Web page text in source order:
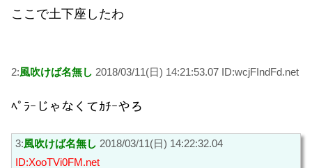
ここで土下座したわ
2:風吹けば名無し 2018/03/11(日) 14:21:53.07 ID:wcjFIndFd.net
ﾍﾟﾗｰじゃなくてｶﾁｰやろ
3:風吹けば名無し 2018/03/11(日) 14:22:32.04
ID:XooTVi0FM.net